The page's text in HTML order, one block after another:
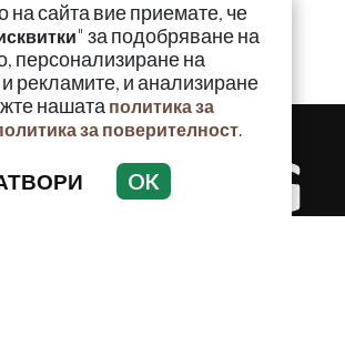
на сайта вие приемате, че
" за подобряване на
персонализиране на
рекламите, и анализиране
нашата политика за
за поверителност.
OK